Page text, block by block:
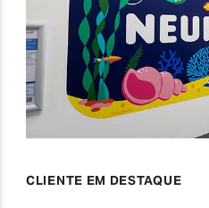
CLIENTE EM DESTAQUE